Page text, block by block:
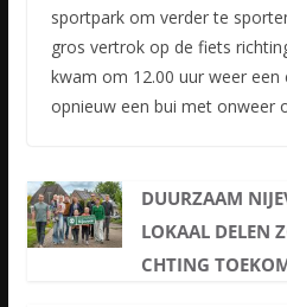
sportpark om verder te
gros vertrok op de fiets
kwam om 12.00 uur weer
opnieuw een bui met onweer
DUURZAAM
LOKAAL DELEN
CHTING